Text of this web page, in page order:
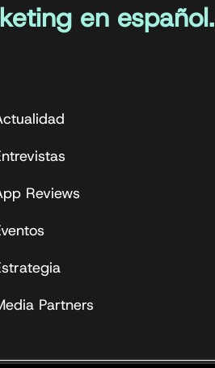
en español.
Reviews
Partners